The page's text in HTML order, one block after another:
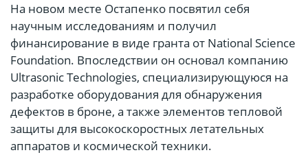
На новом месте Остапенко посвятил себя
научным исследованиям и получил
финансирование в виде гранта от National Science
Foundation. Впоследствии он основал компанию
Ultrasonic Technologies, специализирующуюся на
разработке оборудования для обнаружения
дефектов в броне, а также элементов тепловой
защиты для высокоскоростных летательных
аппаратов и космической техники.